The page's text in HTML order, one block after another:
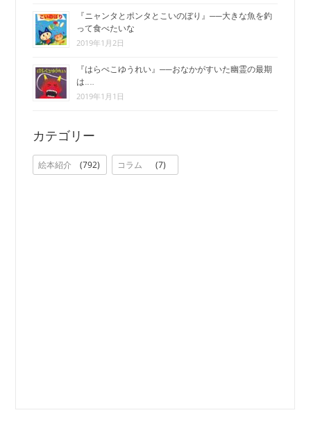
『ニャンタとポンタとこいのぼり』──大きな魚を釣
って食べたいな
2019年1月2日
『はらぺこゆうれい』──おなかがすいた幽霊の最期
は……
2019年1月1日
カテゴリー
絵本紹介 792 コラム 7